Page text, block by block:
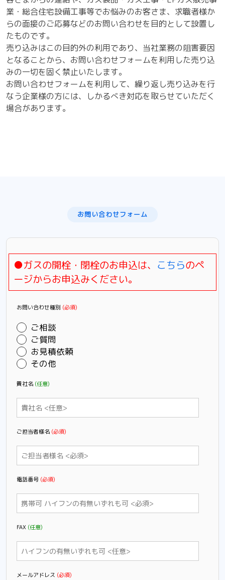
業・総合住宅設備工事等でお悩みのお客さま、求職者様か
らの面接のご応募などのお問い合わせを目的として設置し
たものです。
売り込みはこの目的外の利用であり、当社業務の阻害要因
となることから、お問い合わせフォームを利用した売り込
みの一切を固く禁止いたします。
お問い合わせフォームを利用して、繰り返し売り込みを行
なう企業様の方には、しかるべき対応を取らせていただく
場合があります。
お問い合わせフォーム
●ガスの開栓・閉栓のお申込は、 こちらのペ
ージからお申込みください。
お問い合わせ種別 (必須)
ご相談
ご質問
お見積依頼
その他
貴社名 (任意)
ご担当者様名 (必須)
電話番号 (必須)
FAX (任意)
メールアドレス (必須)